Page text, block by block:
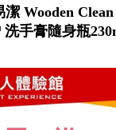
潔 Wooden
手膏隨身瓶